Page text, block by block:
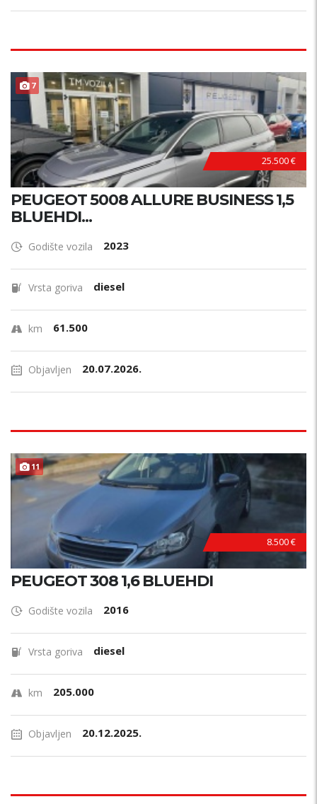
7
25.500 €
PEUGEOT 5008 ALLURE BUSINESS 1,5
BLUEHDI...
Godište vozila 2023
Vrsta goriva diesel
km 61.500
Objavljen 20.07.2026.
11 ODLIČAN !
8.500 €
PEUGEOT 308 1,6 BLUEHDI
Godište vozila 2016
Vrsta goriva diesel
km 205.000
Objavljen 20.12.2025.